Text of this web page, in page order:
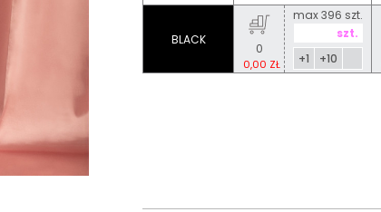
BLACK
0
0,00 ZŁ
max 396 szt.
+1 +10